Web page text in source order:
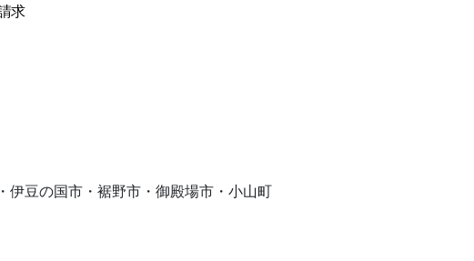
求
伊豆の国市・裾野市・御殿場市・小山町